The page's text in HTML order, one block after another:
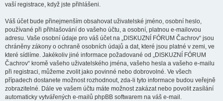
vaší registrace, když jste přihlášeni.
Váš účet bude přinejmenším obsahovat uživatelské jméno, osobní heslo,
používané při přihlašování do vašeho účtu, a osobní, platnou e-mailovou
adresu. Vaše osobní údaje pro váš účet na „DISKUZNÍ FÓRUM Čachrov“ jsou
chráněny zákony o ochraně osobních údajů a dat, které jsou platné v zemi, ve
které sídlíme. Jakékoliv jiné informace požadované od „DISKUZNÍ FÓRUM
Čachrov“ kromě vašeho uživatelského jména, vašeho hesla a vašeho e-mailu
při registraci, můžeme zvolit jako povinné nebo dobrovolné. Ve všech
případech dostanete možnost rozhodnout, zda-li tyto informace budou veřejně
zobrazitelné. Dále ve vašem účtu máte možnost zakázat nebo povolit zasílání
automaticky vytvářených e-mailů phpBB softwarem na váš e-mail.